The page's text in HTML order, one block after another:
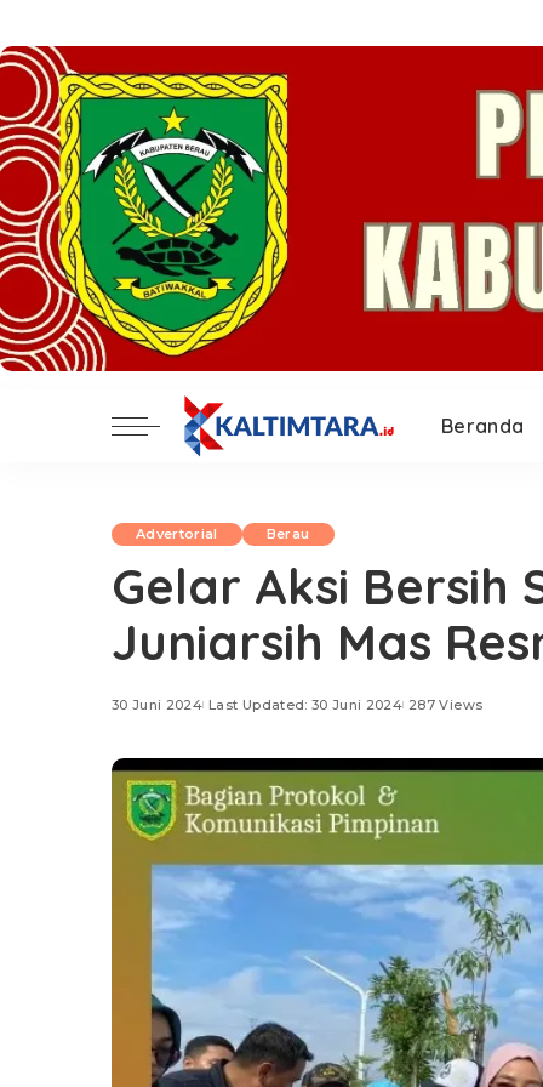
Beranda
Advertorial Berau
Gelar Aksi Bersih
Juniarsih Mas
30 Juni 2024 Last Updated: 30 Juni 2024 287 Views